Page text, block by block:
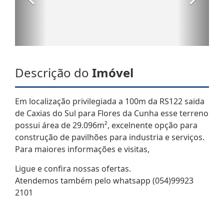
Descrição do Imóvel
Em localização privilegiada a 100m da RS122 saida
de Caxias do Sul para Flores da Cunha esse terreno
possui área de 29.096m², excelnente opção para
construção de pavilhões para industria e serviços.
Para maiores informações e visitas,
Ligue e confira nossas ofertas.
Atendemos também pelo whatsapp (054)99923
2101